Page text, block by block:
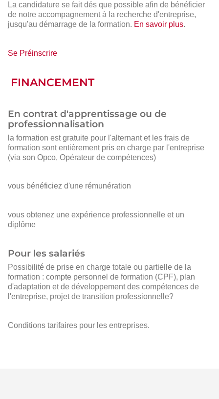
La candidature se fait dés que possible afin de bénéficier
de notre accompagnement à la recherche d'entreprise,
jusqu'au démarrage de la formation. En savoir plus.
Se Préinscrire
FINANCEMENT
En contrat d'apprentissage ou de
professionnalisation
la formation est gratuite pour l'alternant et les frais de
formation sont entièrement pris en charge par l'entreprise
(via son Opco, Opérateur de compétences)
vous bénéficiez d'une rémunération
vous obtenez une expérience professionnelle et un
diplôme
Pour les salariés
Possibilité de prise en charge totale ou partielle de la
formation : compte personnel de formation (CPF), plan
d'adaptation et de développement des compétences de
l'entreprise, projet de transition professionnelle?
Conditions tarifaires pour les entreprises.